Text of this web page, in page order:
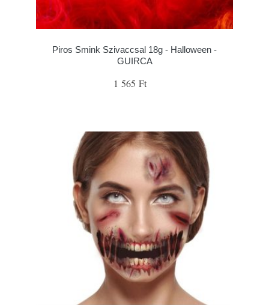
Piros Smink Szivaccsal 18g - Halloween -
GUIRCA
1 565 Ft